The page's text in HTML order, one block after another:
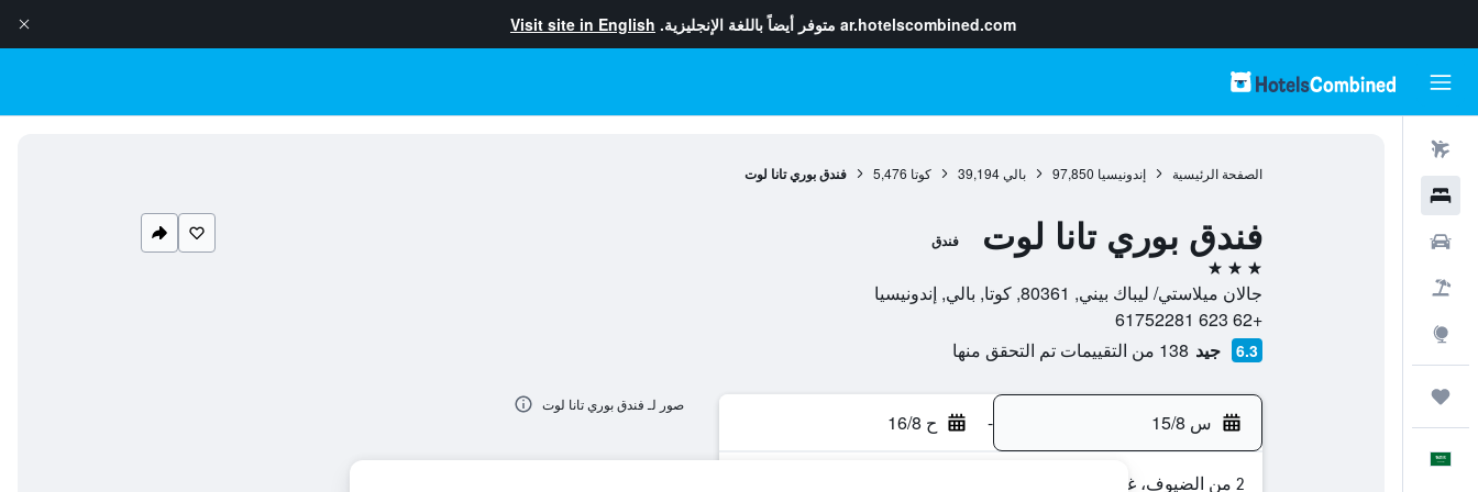
ar.hotelscombined.com متوفر أيضاً باللغة الإنجليزية. Visit site in English
الصفحة الرئيسية إندونيسيا 97,850 بالي 39,194 كوتا 5,476 فندق بوري تانا لوت
فندق بوري تانا لوت فندق
3 نجوم
جالان ميلاستي/ ليباك بيني, 80361, كوتا, بالي, إندونيسيا
+62 623 61752281
6.3 جيد 138 من التقييمات تم التحقق منها
س 15/8 - ح 16/8
2 من الضيوف، غرفة واحدة
صور لـ فندق بوري تانا لوت